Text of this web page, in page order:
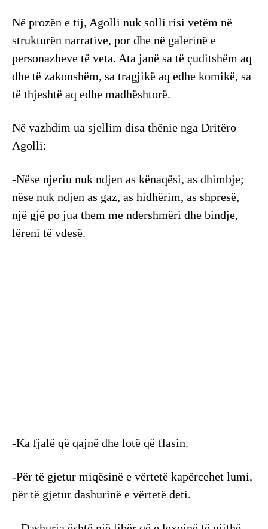
Në prozën e tij, Agolli nuk solli risi vetëm në
strukturën narrative, por dhe në galerinë e
personazheve të veta. Ata janë sa të çuditshëm aq
dhe të zakonshëm, sa tragjikë aq edhe komikë, sa
të thjeshtë aq edhe madhështorë.
Në vazhdim ua sjellim disa thënie nga Dritëro
Agolli:
-Nëse njeriu nuk ndjen as kënaqësi, as dhimbje;
nëse nuk ndjen as gaz, as hidhërim, as shpresë,
një gjë po jua them me ndershmëri dhe bindje,
lëreni të vdesë.
-Ka fjalë që qajnë dhe lotë që flasin.
-Për të gjetur miqësinë e vërtetë kapërcehet lumi,
për të gjetur dashurinë e vërtetë deti.